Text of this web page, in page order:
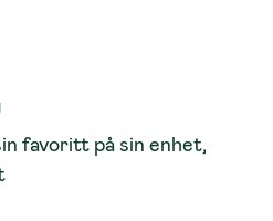
favoritt på sin enhet,